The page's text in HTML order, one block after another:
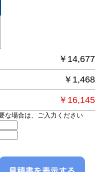
￥14,677
￥1,468
￥16,145
な場合は、ご入力ください